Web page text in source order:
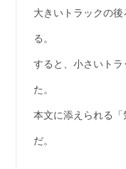
大きいトラックの
る。
すると、小さいト
た。
本文に添えられる
だ。